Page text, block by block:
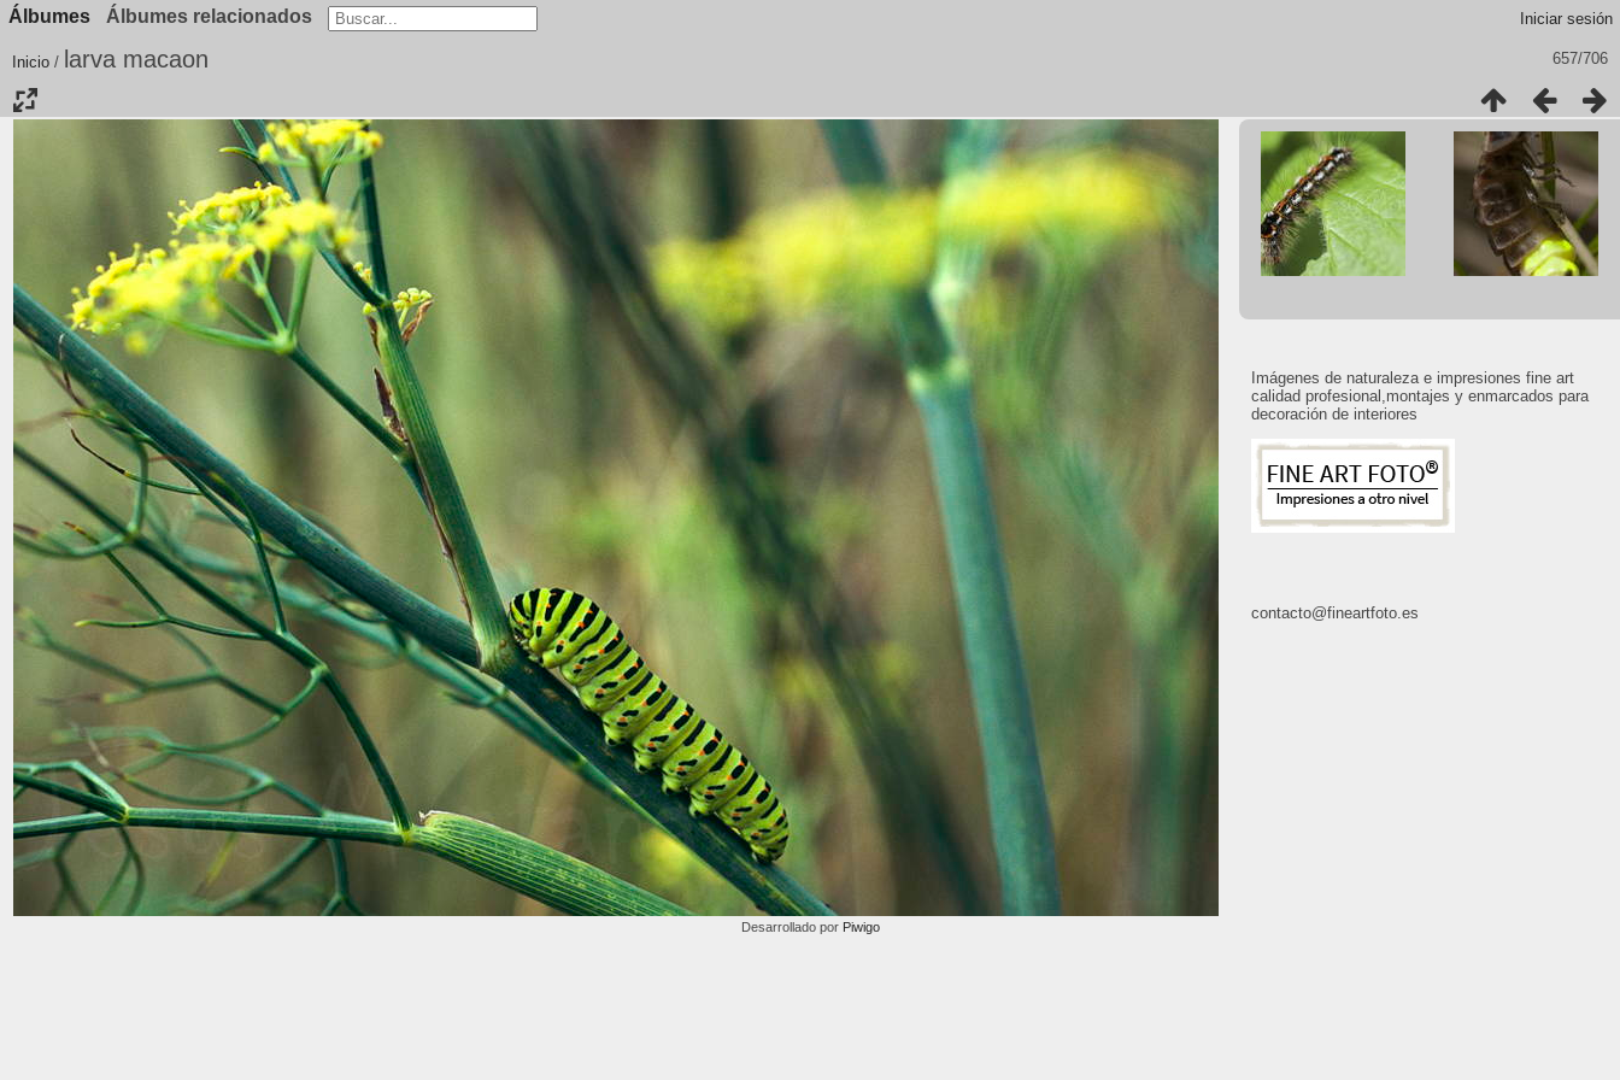
Álbumes Álbumes relacionados Iniciar sesión
657/706
Inicio / larva macaon
Imágenes de naturaleza e impresiones fine art
calidad profesional,montajes y enmarcados para
decoración de interiores
contacto@fineartfoto.es
Desarrollado por Piwigo